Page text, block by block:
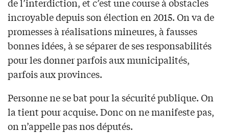
incroyable depuis son élection en 2015. On va de
promesses à réalisations mineures, à fausses
bonnes idées, à se séparer de ses responsabilités
pour les donner parfois aux municipalités,
parfois aux provinces.
Personne ne se bat pour la sécurité publique. On
la tient pour acquise. Donc on ne manifeste pas,
on n’appelle pas nos députés.